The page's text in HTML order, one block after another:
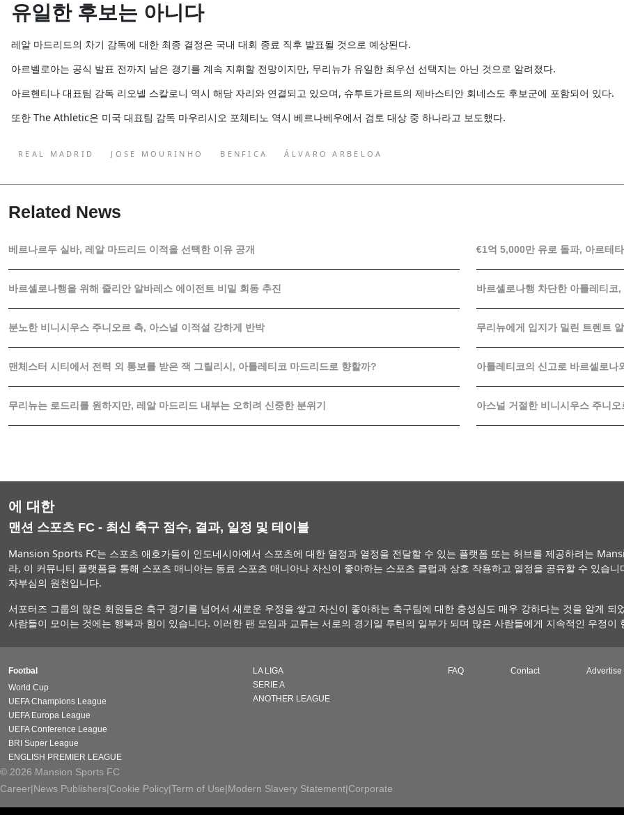
유일한 후보는 아니다
레알 마드리드의 차기 감독에 대한 최종 결정은 국내 대회 종료 직후 발표될 것으로 예상된다.
아르벨로아는 공식 발표 전까지 남은 경기를 계속 지휘할 전망이지만, 무리뉴가 유일한 최우선 선택지는 아닌 것으로 알려졌다.
아르헨티나 대표팀 감독 리오넬 스칼로니 역시 해당 자리와 연결되고 있으며, 슈투트가르트의 제바스티안 회네스도 후보군에 포함되어 있다.
또한 The Athletic은 미국 대표팀 감독 마우리시오 포체티노 역시 베르나베우에서 검토 대상 중 하나라고 보도했다.
REAL MADRID JOSE MOURINHO BENFICA ÁLVARO ARBELOA
Related News
베르나르두 실바, 레알 마드리드 이적을 선택한 이유 공개 €1억 5,000만 유로 돌파, 아르테
바르셀로나행을 위해 줄리안 알바레스 에이전트 비밀 회동 추진 바르셀로나행 차단한 아틀레티코
분노한 비니시우스 주니오르 측, 아스널 이적설 강하게 반박 무리뉴에게 입지가 밀린 트렌트
맨체스터 시티에서 전력 외 통보를 받은 잭 그릴리시, 아틀레티코 마드리드로 향할까? 아틀레티코의 신고로 바르셀로나
무리뉴는 로드리를 원하지만, 레알 마드리드 내부는 오히려 신중한 분위기 아스널 거절한 비니시우스 주니
에 대한
맨션 스포츠 FC - 최신 축구 점수, 결과, 일정 및 테이블
Mansion Sports FC는 스포츠 애호가들이 인도네시아에서 스포츠에 대한 열정과 열정을 전달할 수 있는 플랫폼 또는 허브를 제공하려는
라, 이 커뮤니티 플랫폼을 통해 스포츠 매니아는 동료 스포츠 매니아나 자신이 좋아하는 스포츠 클럽과 상호 작용하고 열정을 공유할 수 있습
자부심의 원천입니다.
서포터즈 그룹의 많은 회원들은 축구 경기를 넘어서 새로운 우정을 쌓고 자신이 좋아하는 축구팀에 대한 충성심도 매우 강하다는 것을 알게
사람들이 모이는 것에는 행복과 힘이 있습니다. 이러한 팬 모임과 교류는 서로의 경기일 루틴의 일부가 되며 많은 사람들에게 지속적인 우정이
Footbal
World Cup
UEFA Champions League
UEFA Europa League
UEFA Conference League
BRI Super League
ENGLISH PREMIER LEAGUE
LA LIGA
SERIE A
ANOTHER LEAGUE
FAQ Contact Advertise
© 2026 Mansion Sports FC
Career|News Publishers|Cookie Policy|Term of Use|Modern Slavery Statement|Corporate